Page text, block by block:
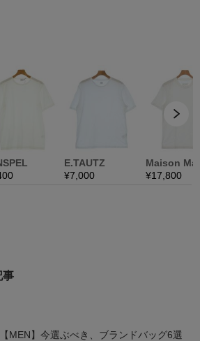
事
【MEN】今選ぶべき、ブランドバッグ6選